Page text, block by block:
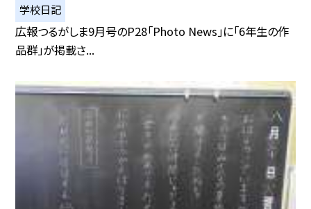
学校日記
広報つるがしま9月号のP28「Photo News」に「6年生の作
品群」が掲載さ...